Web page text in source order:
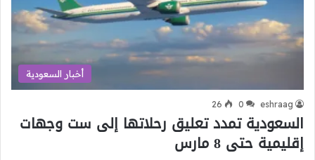
أخبار السعودية
eshraag
0
26
السعودية تمدد تعليق رحلاتها إلى ست وجهات
إقليمية حتى 8 مارس